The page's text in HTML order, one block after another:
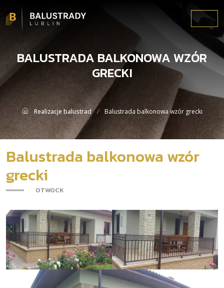
Menu
BALUSTRADA BALKONOWA WZÓR
GRECKI
Realizacje balustrad Balustrada balkonowa wzór grecki
Balustrada balkonowa wzór
grecki
- OTWOCK